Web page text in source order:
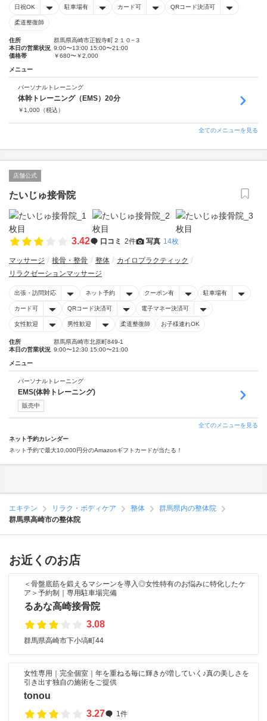
日祝OK 駐車場有 カード可 QRコード決済可
柔道整復師
住所
群馬県高崎市正観寺町２１０−３
本日の営業状況 9:00〜13:00 15:00〜21:00
価格帯
￥680〜￥2,000
メニュー
パーソナルトレーニング
体幹トレーニング（EMS）20分
￥ 1,000 （税込）
全てのメニューを見る
店舗公式
たいじゅ接骨院
3.42 口コミ 2件 写真 14枚
マッサージ 接骨・整骨 整体
カイロプラクティック
リラクゼーションマッサージ
出張・訪問対応 ネット予約 クーポン有 駐車場有
カード可 QRコード決済可 電子マネー決済可
女性歓迎 男性歓迎 柔道整復師 お子様連れOK
住所
群馬県高崎市北原町849-1
本日の営業状況 9:00〜12:30 15:00〜21:00
メニュー
パーソナルトレーニング
EMS(体幹トレーニング)
販売中
全てのメニューを見る
ネット予約カレンダー
ネット予約で最大10,000円分のAmazonギフトカードが当たる！
エキテン リラク・ボディケア 整体
群馬県内の整体院
群馬県高崎市の整体院
お近くのお店
＜骨盤底筋を鍛えるマシーンを導入◎女性特有のお悩みに特化したケ
ア＞予約制｜専用駐車場完備
るあな高崎接骨院
3.08
群馬県高崎市下小塙町44
女性専用｜完全個室｜年を重ねる毎に輝きが増していく♪真の美しさを
引き出す独自の施術をご提供
tonou
3.27
1件